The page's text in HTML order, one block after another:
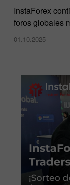
InstaForex
foros globales
01.10.2025